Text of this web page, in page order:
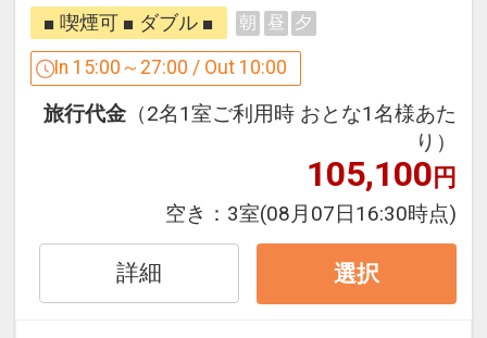
■アパルームシアター見放題
・洋画、邦画、その他話題の番組を200
タイトル以上配信
・豊富なコンテンツから観たいタイトル
を選択可
まるで貸切映画館のようなお部屋で、ホ
テルをもっと快適にお過ごしください。
【アクセス】
■ 喫煙可 ■ ダブル ■ 朝 昼 夕
In 15:00～27:00 / Out 10:00
旅行代金 （2名1室ご利用時 おとな1名様あた
り）
105,100円
空き： 3室(08月07日16:30時点)
詳細 選択